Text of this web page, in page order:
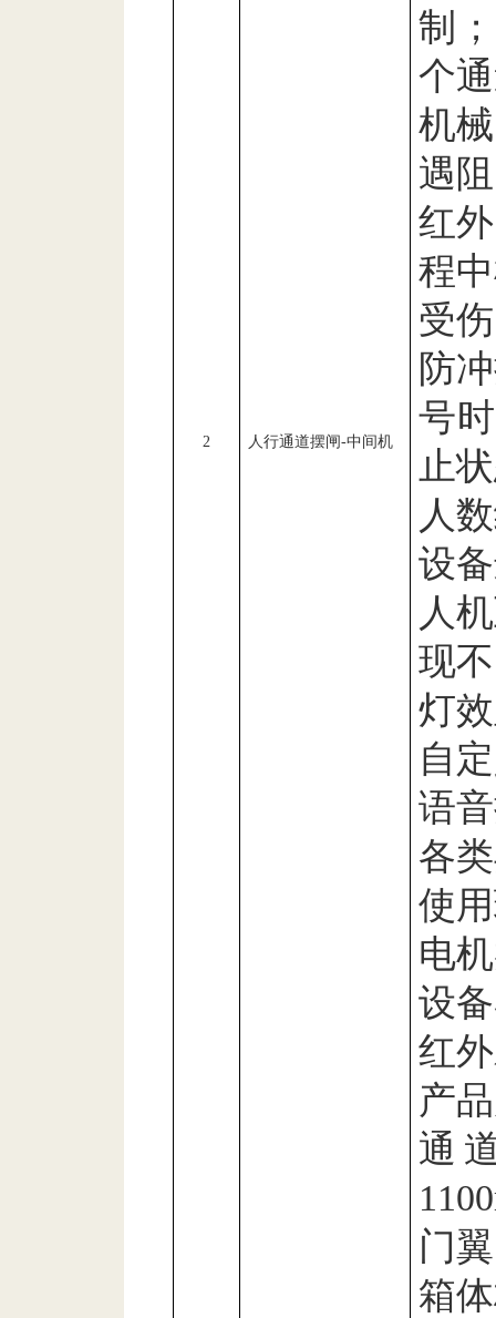
2 人行通道摆闸-中间机
制
个
机
遇
红
程
受
防
号
止
人
设
人
现
灯
自
语
各
使
电
设
红
产
通
门
箱